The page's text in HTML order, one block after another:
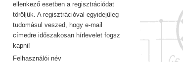
ellenkező esetben a regisztrációdat
töröljük. A regisztrációval egyidejűleg
tudomásul veszed, hogy e-mail
címedre időszakosan hírlevelet fogsz
kapni!
Felhasználói név